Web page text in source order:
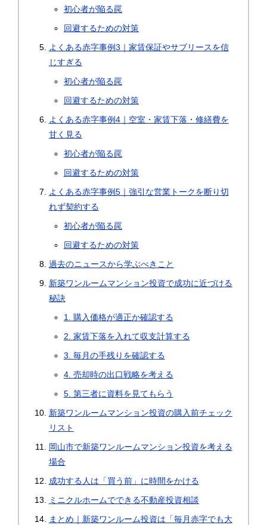
初心者が陥る罠
回避するための対策
よくある赤字事例3｜家賃保証やサブリースを信
じすぎる
初心者が陥る罠
回避するための対策
よくある赤字事例4｜空室・家賃下落・修繕費を
甘く見る
初心者が陥る罠
回避するための対策
よくある赤字事例5｜強引な営業トークを断り切
れず契約する
初心者が陥る罠
回避するための対策
過去のニュースから学ぶべきこと
新築ワンルームマンション投資で成功に近づける
秘訣
1. 購入価格が適正か確認する
2. 家賃下落を入れて収支計算する
3. 毎月の手残りを確認する
4. 売却時の出口戦略を考える
5. 第三者に資料を見てもらう
新築ワンルームマンション投資の購入前チェック
リスト
岡山市で新築ワンルームマンション投資を考える
場合
成功する人は「買う前」に時間をかける
ミニクルホームでできる不動産投資相談
まとめ｜新築ワンルーム投資は「毎月赤字でも大